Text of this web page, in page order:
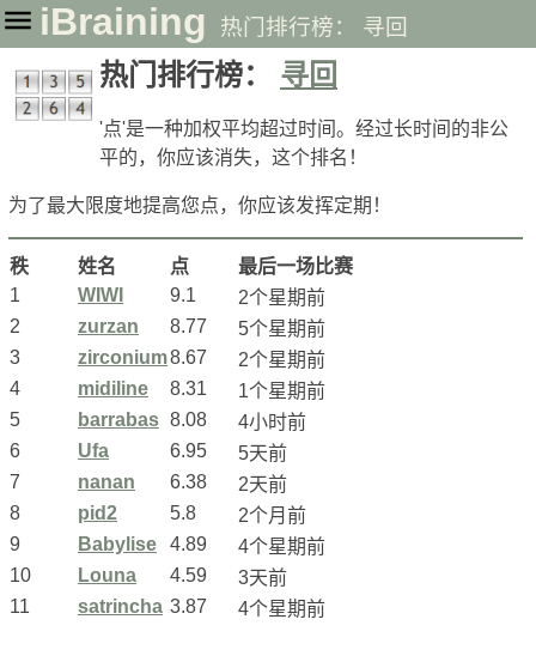
iBraining 热门排行榜： 寻回
热门排行榜： 寻回
'点'是一种加权平均超过时间。经过长时间的非公
平的，你应该消失，这个排名！
为了最大限度地提高您点，你应该发挥定期！
秩 姓名 点
最后一场比赛
1
WIWI 9.1
2个星期前
2
zurzan 8.77
5个星期前
3
zirconium8.67
2个星期前
4
midiline 8.31
1个星期前
5
barrabas 8.08
4小时前
6
Ufa 6.95
5天前
7
nanan 6.38
2天前
8
pid2 5.8
2个月前
9
Babylise 4.89
4个星期前
10
Louna 4.59
3天前
11
satrincha 3.87 4个星期前